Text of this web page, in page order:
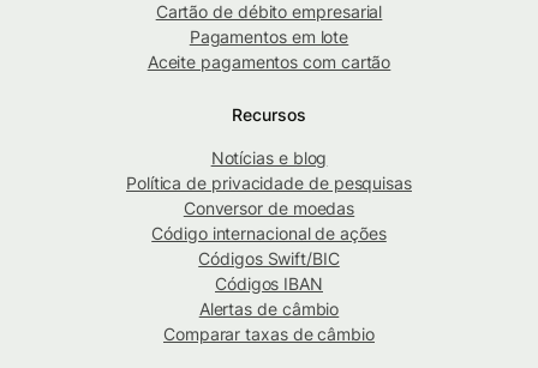
Cartão de débito empresarial
Pagamentos em lote
Aceite pagamentos com cartão
Recursos
Notícias e blog
Política de privacidade de pesquisas
Conversor de moedas
Código internacional de ações
Códigos Swift/BIC
Códigos IBAN
Alertas de câmbio
Comparar taxas de câmbio